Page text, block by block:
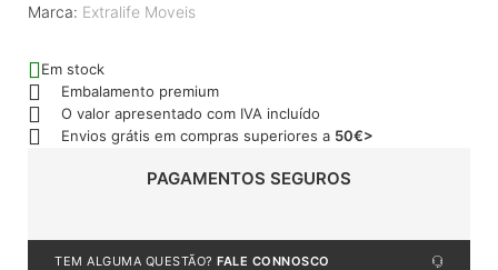
Marca: Extralife Moveis
Em stock
Embalamento premium
O valor apresentado com IVA incluído
Envios grátis em compras superiores a 50€>
PAGAMENTOS SEGUROS
TEM ALGUMA QUESTÃO? FALE CONNOSCO